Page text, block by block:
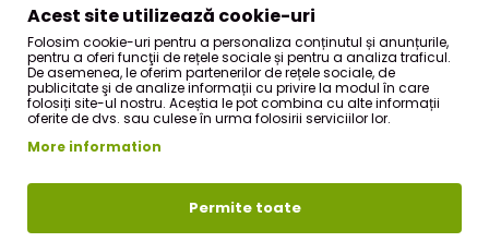
telina!
Produsul poate contine gluten!
CONTINE:RADACINA DE GHIMBIR
TARA DE ORIGINE:CHINA
Acest site utilizează cookie-uri
Folosim cookie-uri pentru a personaliza conținutul și anunțurile,
pentru a oferi funcţii de rețele sociale și pentru a analiza traficul.
De asemenea, le oferim partenerilor de rețele sociale, de
publicitate şi de analize informații cu privire la modul în care
folosiți site-ul nostru. Aceștia le pot combina cu alte informații
oferite de dvs. sau culese în urma folosirii serviciilor lor.
More information
Permite toate